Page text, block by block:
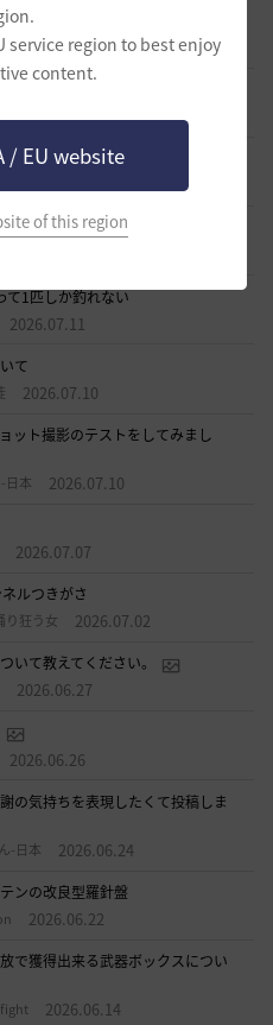
service region to best enjoy
content.
/ EU website
of this region
踊りについて
り狂う女 2026.07.23
て1匹しか釣れない
2026.07.11
て
2026.07.10
ット撮影のテストをしてみまし
日本 2026.07.10
2026.07.07
ルつきがさ
り狂う女 2026.07.02
いて教えてください。
2026.06.27
2026.06.26
の気持ちを表現したくて投稿しま
-日本 2026.06.24
ンの改良型羅針盤
2026.06.22
で獲得出来る武器ボックスについ
2026.06.14